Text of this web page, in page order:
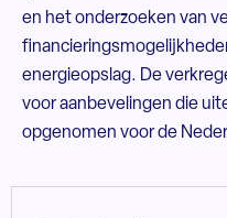
en het onderzoeken van
energieopslag. De
voor aanbevelingen die
opgenomen voor de